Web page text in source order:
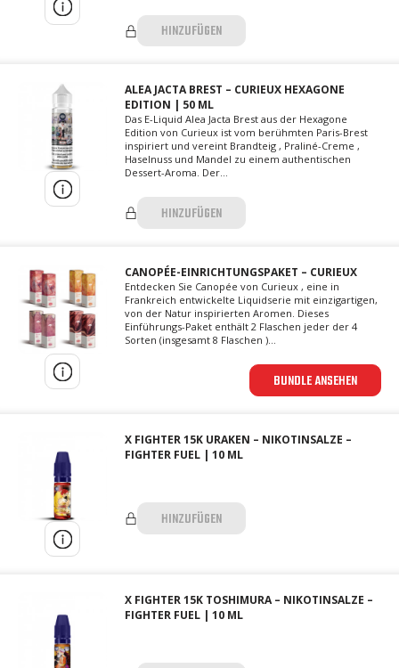
HINZUFÜGEN
ALEA JACTA BREST – CURIEUX HEXAGONE
EDITION | 50 ML
Das E-Liquid Alea Jacta Brest aus der Hexagone
Edition von Curieux ist vom berühmten Paris-Brest
inspiriert und vereint Brandteig , Praliné-Creme ,
Haselnuss und Mandel zu einem authentischen
Dessert-Aroma. Der...
HINZUFÜGEN
CANOPÉE-EINRICHTUNGSPAKET – CURIEUX
Entdecken Sie Canopée von Curieux , eine in
Frankreich entwickelte Liquidserie mit einzigartigen,
von der Natur inspirierten Aromen. Dieses
Einführungs-Paket enthält 2 Flaschen jeder der 4
Sorten (insgesamt 8 Flaschen )...
BUNDLE ANSEHEN
X FIGHTER 15K URAKEN – NIKOTINSALZE –
FIGHTER FUEL | 10 ML
HINZUFÜGEN
X FIGHTER 15K TOSHIMURA – NIKOTINSALZE –
FIGHTER FUEL | 10 ML